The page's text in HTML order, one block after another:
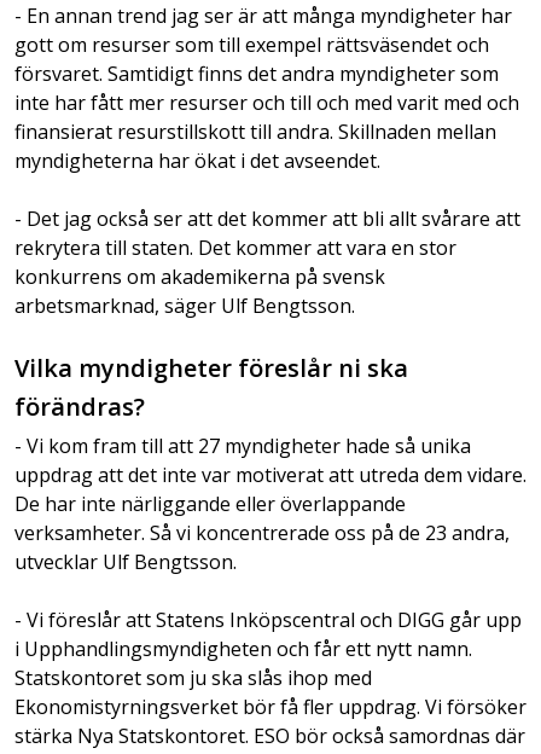
- En annan trend jag ser är att många myndigheter har
gott om resurser som till exempel rättsväsendet och
försvaret. Samtidigt finns det andra myndigheter som
inte har fått mer resurser och till och med varit med och
finansierat resurstillskott till andra. Skillnaden mellan
myndigheterna har ökat i det avseendet.
- Det jag också ser att det kommer att bli allt svårare att
rekrytera till staten. Det kommer att vara en stor
konkurrens om akademikerna på svensk
arbetsmarknad, säger Ulf Bengtsson.
Vilka myndigheter föreslår ni ska
förändras?
- Vi kom fram till att 27 myndigheter hade så unika
uppdrag att det inte var motiverat att utreda dem vidare.
De har inte närliggande eller överlappande
verksamheter. Så vi koncentrerade oss på de 23 andra,
utvecklar Ulf Bengtsson.
- Vi föreslår att Statens Inköpscentral och DIGG går upp
i Upphandlingsmyndigheten och får ett nytt namn.
Statskontoret som ju ska slås ihop med
Ekonomistyrningsverket bör få fler uppdrag. Vi försöker
stärka Nya Statskontoret. ESO bör också samordnas där